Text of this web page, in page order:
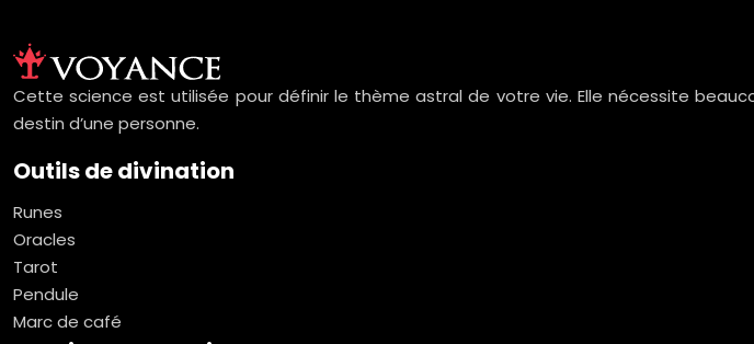
Cette science est utilisée pour définir le thème astral de votre vie. Elle nécessite
destin d’une personne.
Outils de divination
Runes
Oracles
Tarot
Pendule
Marc de café